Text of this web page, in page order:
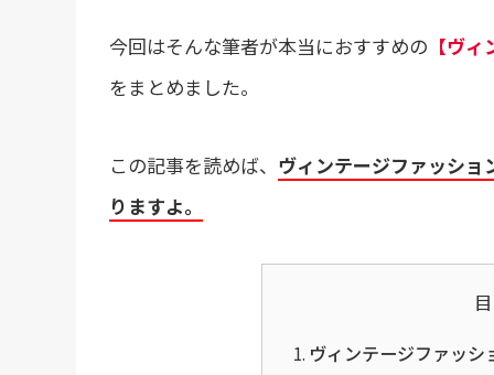
今回はそんな筆者が本当におすすめの 【ヴ
をまとめました。
この記事を読めば、 ヴィンテージファッシ
りますよ。
ヴィンテージファッ